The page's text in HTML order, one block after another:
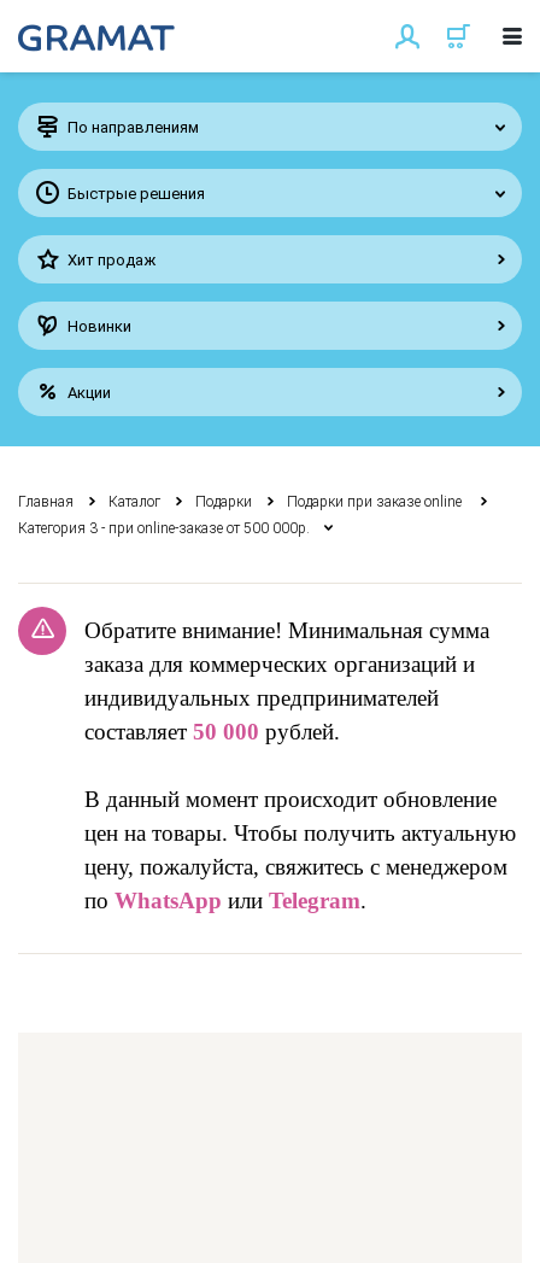
По направлениям
Быстрые решения
Хит продаж
Новинки
Акции
Главная Каталог Подарки
Подарки при заказе online
Категория 3 - при online-заказе от 500 000р.
Обратите внимание! Минимальная сумма
заказа для коммерческих организаций и
индивидуальных предпринимателей
составляет 50 000 рублей.
В данный момент происходит обновление
цен на товары. Чтобы получить актуальную
цену, пожалуйста, свяжитесь с менеджером
по WhatsApp или Telegram.